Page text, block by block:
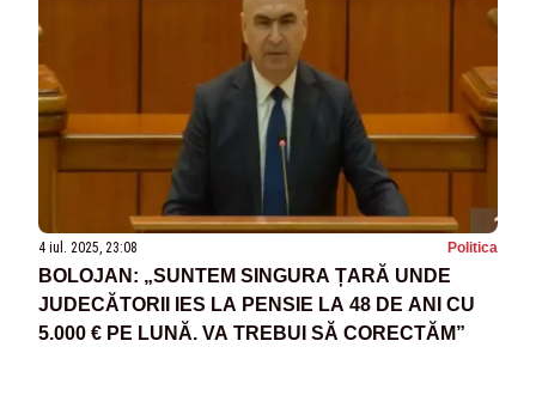
4 iul. 2025, 23:08 Politica
BOLOJAN: „SUNTEM SINGURA ȚARĂ UNDE
JUDECĂTORII IES LA PENSIE LA 48 DE ANI CU
5.000 € PE LUNĂ. VA TREBUI SĂ CORECTĂM”